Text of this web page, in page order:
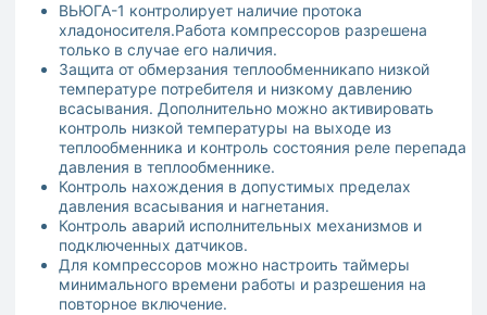
ВЬЮГА-1 контролирует наличие протока
хладоносителя.Работа компрессоров разрешена
только в случае его наличия.
Защита от обмерзания теплообменникапо низкой
температуре потребителя и низкому давлению
всасывания. Дополнительно можно активировать
контроль низкой температуры на выходе из
теплообменника и контроль состояния реле перепада
давления в теплообменнике.
Контроль нахождения в допустимых пределах
давления всасывания и нагнетания.
Контроль аварий исполнительных механизмов и
подключенных датчиков.
Для компрессоров можно настроить таймеры
минимального времени работы и разрешения на
повторное включение.